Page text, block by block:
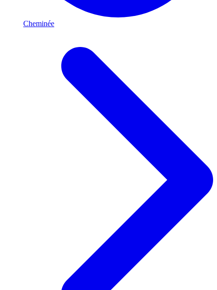
Cheminée